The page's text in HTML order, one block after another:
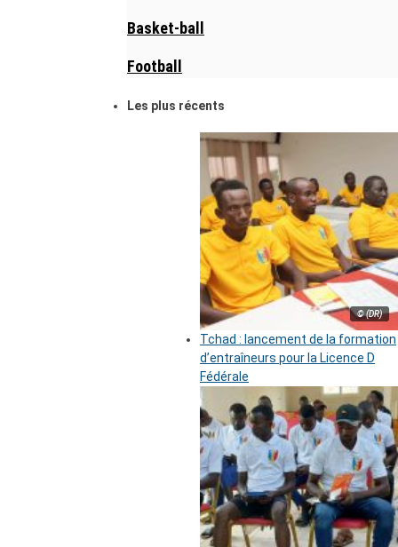
Basket-ball
Football
Les plus récents
© (DR)
Tchad : lancement de la formation
d’entraîneurs pour la Licence D
Fédérale